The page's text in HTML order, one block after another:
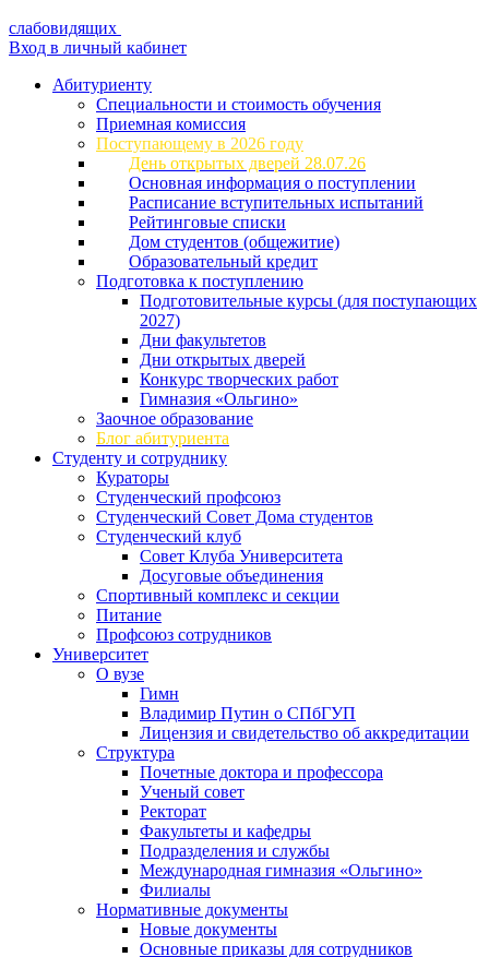
слабовидящих
Вход в личный кабинет
Абитуриенту
Специальности и стоимость обучения
Приемная комиссия
Поступающему в 2026 году
День открытых дверей 28.07.26
Основная информация о поступлении
Расписание вступительных испытаний
Рейтинговые списки
Дом студентов (общежитие)
Образовательный кредит
Подготовка к поступлению
Подготовительные курсы (для поступающих
2027)
Дни факультетов
Дни открытых дверей
Конкурс творческих работ
Гимназия «Ольгино»
Заочное образование
Блог абитуриента
Студенту и сотруднику
Кураторы
Студенческий профсоюз
Студенческий Совет Дома студентов
Студенческий клуб
Совет Клуба Университета
Досуговые объединения
Спортивный комплекс и секции
Питание
Профсоюз сотрудников
Университет
О вузе
Гимн
Владимир Путин о СПбГУП
Лицензия и свидетельство об аккредитации
Структура
Почетные доктора и профессора
Ученый совет
Ректорат
Факультеты и кафедры
Подразделения и службы
Международная гимназия «Ольгино»
Филиалы
Нормативные документы
Новые документы
Основные приказы для сотрудников